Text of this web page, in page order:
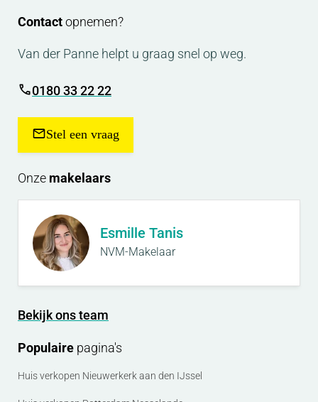
Contactopnemen?
Van der Panne helpt u graag snel op weg.
0180 33 22 22
Stel een vraag
Onze makelaars
Esmille Tanis
NVM-Makelaar
Bekijk ons team
Populaire pagina's
Huis verkopen Nieuwerkerk aan den IJssel